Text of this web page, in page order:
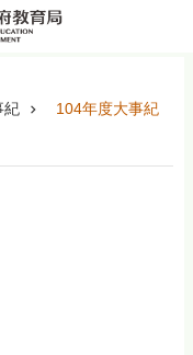
紀 104年度大事紀